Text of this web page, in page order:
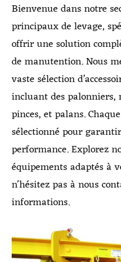
Bienvenue dans notre
principaux de levage,
offrir une solution
de manutention. Nous
vaste sélection
incluant des
pinces, et palans.
sélectionné pour
performance. Explorez
équipements adaptés à
n'hésitez pas à nous
informations.